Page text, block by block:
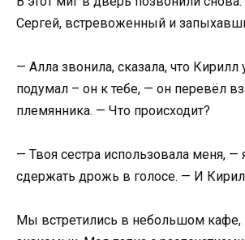
Сергей, встревоженный и
— Алла звонила, сказала, что Кирилл
подумал – он к тебе, — он перевёл
племянника. — Что происходит?
— Твоя сестра использовала меня, —
сдержать дрожь в голосе. — И
Мы встретились в небольшом кафе,